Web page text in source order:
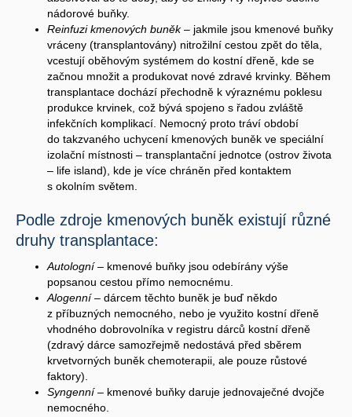
nádorové buňky.
Reinfuzi kmenových buněk– jakmile jsou kmenové buňky
vráceny (transplantovány) nitrožilní cestou zpět do těla,
vcestují oběhovým systémem do kostní dřeně, kde se
začnou množit a produkovat nové zdravé krvinky. Během
transplantace dochází přechodně k výraznému poklesu
produkce krvinek, což bývá spojeno s řadou zvláště
infekčních komplikací. Nemocný proto tráví období
do takzvaného uchycení kmenových buněk ve speciální
izolační místnosti – transplantační jednotce (ostrov života
– life island), kde je více chráněn před kontaktem
s okolním světem.
Podle zdroje kmenových buněk existují různé
druhy transplantace:
Autologní– kmenové buňky jsou odebírány výše
popsanou cestou přímo nemocnému.
Alogenní– dárcem těchto buněk je buď někdo
z příbuzných nemocného, nebo je využito kostní dřeně
vhodného dobrovolníka v registru dárců kostní dřeně
(zdravý dárce samozřejmě nedostává před sběrem
krvetvorných buněk chemoterapii, ale pouze růstové
faktory).
Syngenní– kmenové buňky daruje jednovaječné dvojče
nemocného.